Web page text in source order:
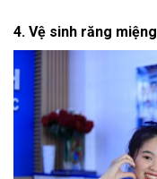
4. Vệ sinh răng miệng